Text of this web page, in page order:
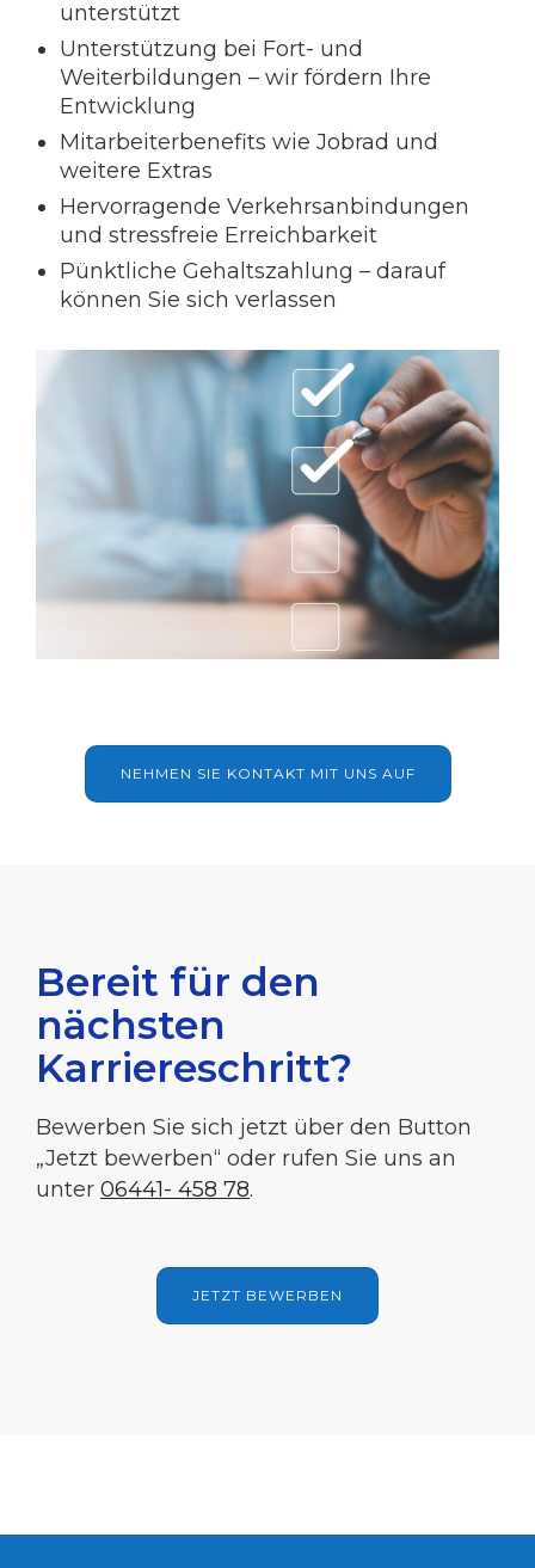
unterstützt
Unterstützung bei Fort- und
Weiterbildungen – wir fördern Ihre
Entwicklung
Mitarbeiterbenefits wie Jobrad und
weitere Extras
Hervorragende Verkehrsanbindungen
und stressfreie Erreichbarkeit
Pünktliche Gehaltszahlung – darauf
können Sie sich verlassen
NEHMEN SIE KONTAKT MIT UNS AUF
Bereit für den
nächsten
Karriereschritt?
Bewerben Sie sich jetzt über den Button
„Jetzt bewerben“ oder rufen Sie uns an
unter 06441- 458 78.
JETZT BEWERBEN